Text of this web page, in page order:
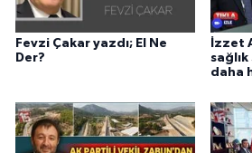
Fevzi Çakar yazdı; El Ne
Der?
İzzet
sağlık
daha